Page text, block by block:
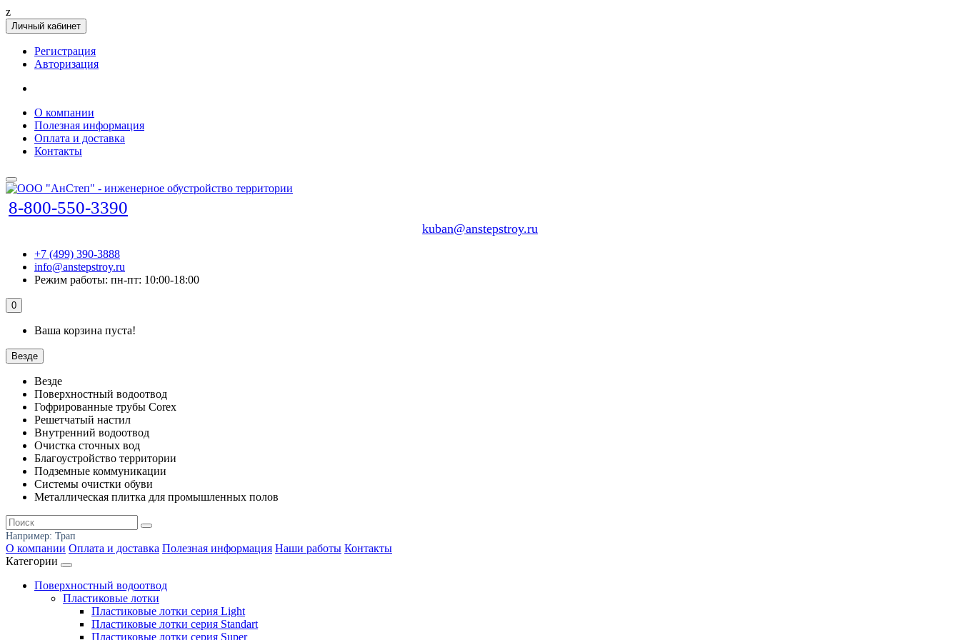
z
Личный кабинет
Регистрация
Авторизация
О компании
Полезная информация
Оплата и доставка
Контакты
8-800-550-3390
kuban@anstepstroy.ru
+7 (499) 390-3888
info@anstepstroy.ru
Режим работы: пн-пт: 10:00-18:00
0
Ваша корзина пуста!
Везде
Везде
Поверхностный водоотвод
Гофрированные трубы Corex
Решетчатый настил
Внутренний водоотвод
Очистка сточных вод
Благоустройство территории
Подземные коммуникации
Системы очистки обуви
Металлическая плитка для промышленных полов
Например: Трап
О компании Оплата и доставка Полезная информация Наши работы Контакты
Категории
Поверхностный водоотвод
Пластиковые лотки
Пластиковые лотки серия Light
Пластиковые лотки серия Standart
Пластиковые лотки серия Super